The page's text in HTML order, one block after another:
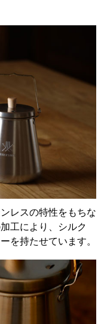
レスの特性をもちな
工により、シルク
を持たせています。